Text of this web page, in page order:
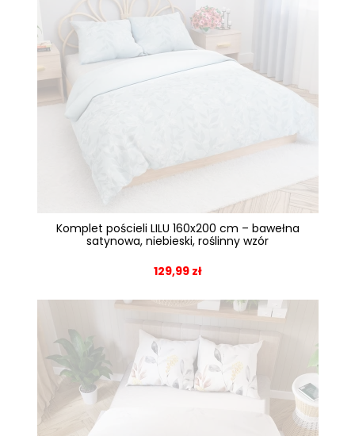
Komplet pościeli LILU 160x200 cm – bawełna
satynowa, niebieski, roślinny wzór
129,99 zł